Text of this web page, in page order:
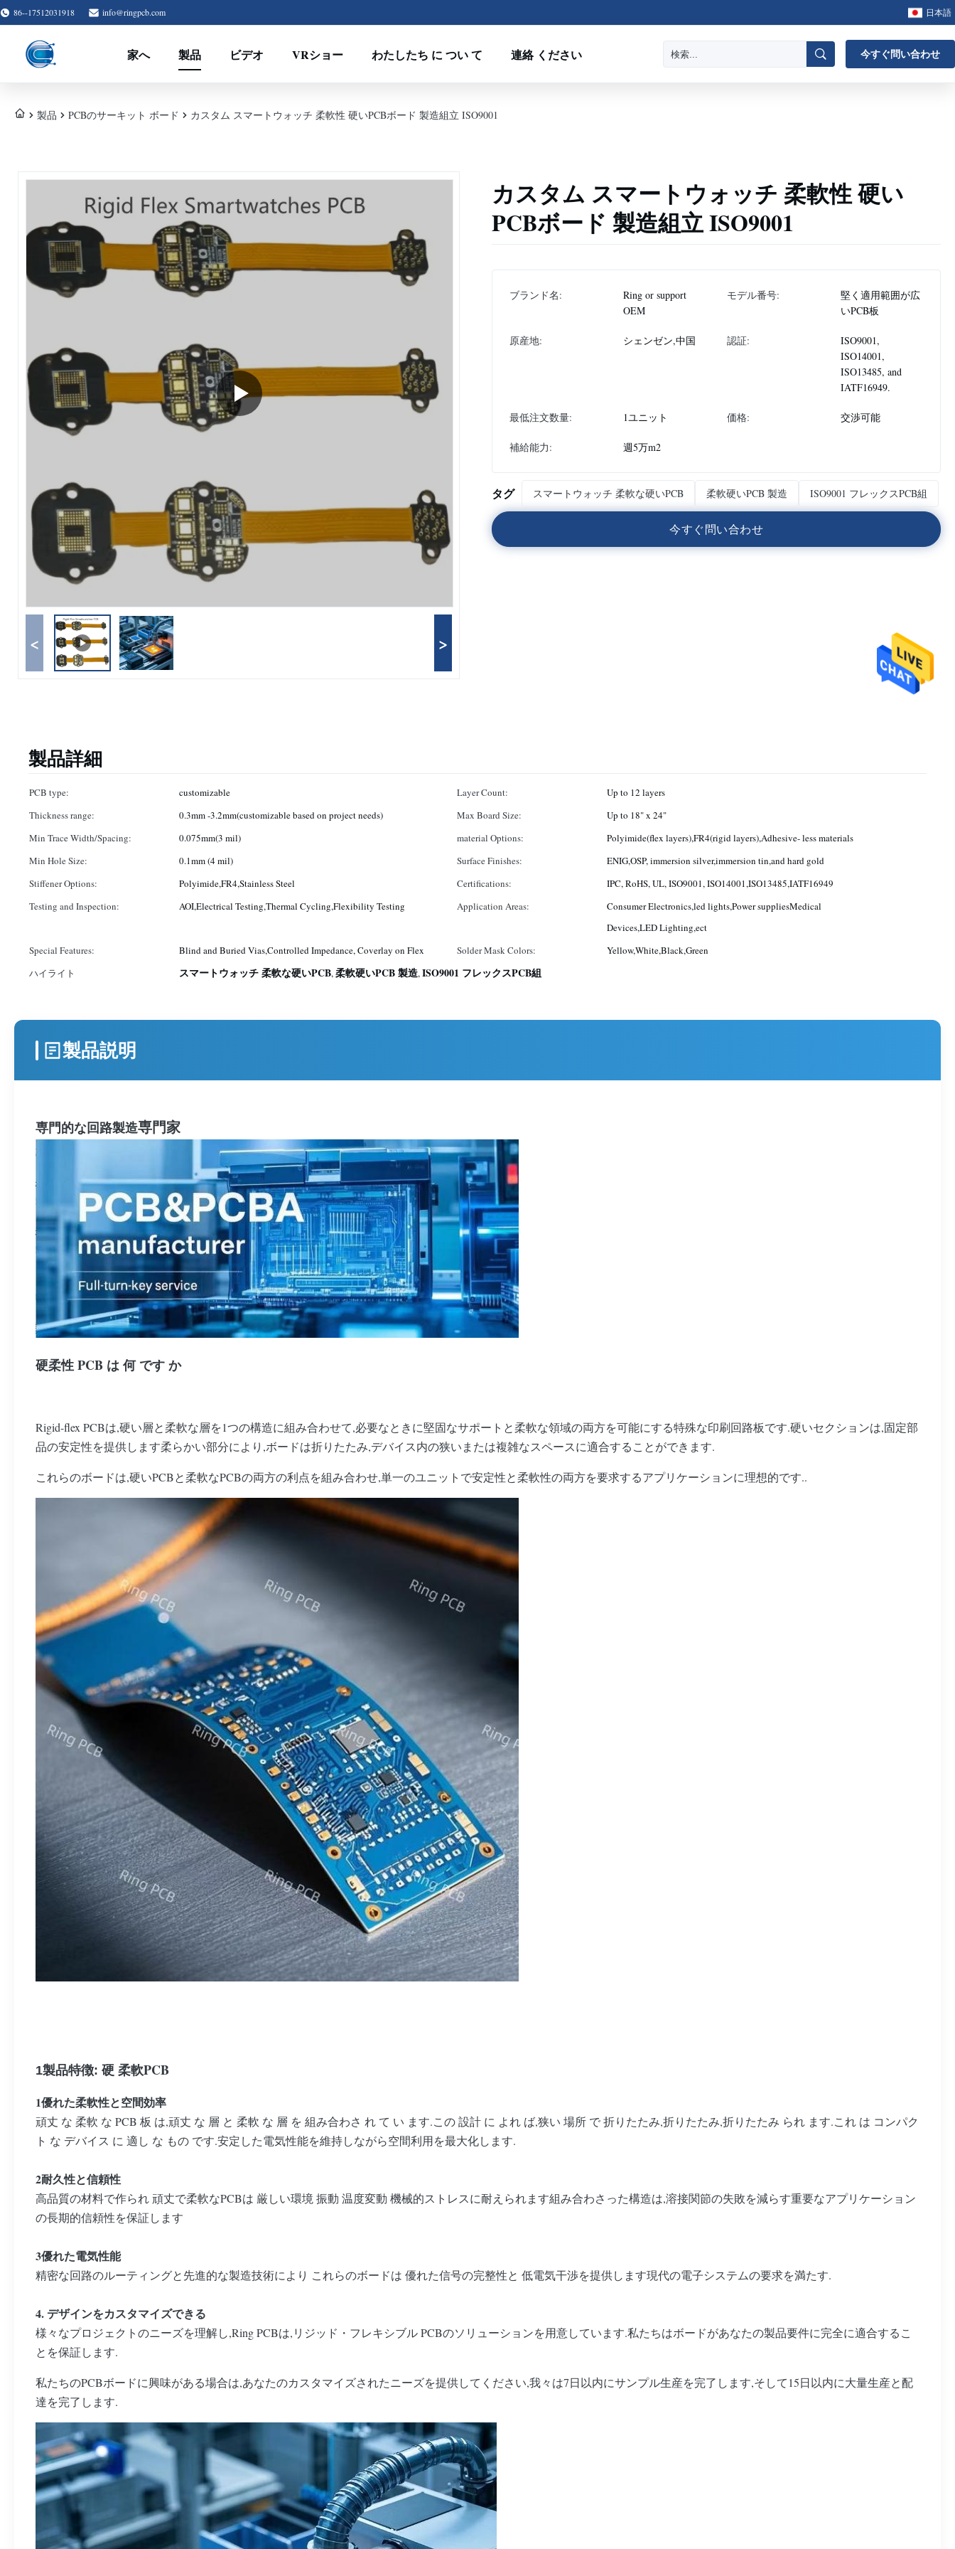
86--17512031918 info@ringpcb.com 日本語
家へ 製品 ビデオ VRショー わたしたち に つい て 連絡 ください 今すぐ問い合わせ
製品 PCBのサーキット ボード カスタム スマートウォッチ 柔軟性 硬いPCBボード 製造組立 ISO9001
< >
カスタム スマートウォッチ 柔軟性 硬い
PCBボード 製造組立 ISO9001
ブランド名:
Ring or support
OEM
モデル番号:
堅く適用範囲が広
いPCB板
原産地: シェンゼン,中国 認証:
ISO9001,
ISO14001,
ISO13485, and
IATF16949.
最低注文数量: 1ユニット 価格: 交渉可能
補給能力: 週5万m2
タグ スマートウォッチ 柔軟な硬いPCB 柔軟硬いPCB 製造 ISO9001 フレックスPCB組
今すぐ問い合わせ
製品詳細
PCB type: customizable Layer Count:
Up to 12 layers
Thickness range:
0.3mm -3.2mm(customizable based on project needs) Max Board Size:
Up to 18" x 24"
Min Trace Width/Spacing:
0.075mm(3 mil) material Options:
Polyimide(flex layers),FR4(rigid layers),Adhesive- less materials
Min Hole Size:
0.1mm (4 mil) Surface Finishes:
ENIG,OSP, immersion silver,immersion tin,and hard gold
Stiffener Options:
Polyimide,FR4,Stainless Steel Certifications:
IPC, RoHS, UL, ISO9001, ISO14001,ISO13485,IATF16949
Testing and Inspection:
AOI,Electrical Testing,Thermal Cycling,Flexibility Testing Application Areas:
Consumer Electronics,led lights,Power suppliesMedical
Devices,LED Lighting,ect
Special Features:
Blind and Buried Vias,Controlled Impedance, Coverlay on Flex Solder Mask Colors:
Yellow,White,Black,Green
ハイライト
スマートウォッチ 柔軟な硬いPCB,柔軟硬いPCB 製造,ISO9001 フレックスPCB組
製品説明
専門的な回路製造専門家
硬柔性 PCB は 何 です か
Rigid-flex PCBは,硬い層と柔軟な層を1つの構造に組み合わせて,必要なときに堅固なサポートと柔軟な領域の両方を可能にする特殊な印刷回路板です.硬いセクションは,固定部
品の安定性を提供します柔らかい部分により,ボードは折りたたみ,デバイス内の狭いまたは複雑なスペースに適合することができます.
これらのボードは,硬いPCBと柔軟なPCBの両方の利点を組み合わせ,単一のユニットで安定性と柔軟性の両方を要求するアプリケーションに理想的です..
1製品特徴: 硬 柔軟PCB
1優れた柔軟性と空間効率
頑丈 な 柔軟 な PCB 板 は,頑丈 な 層 と 柔軟 な 層 を 組み合わさ れ て い ます.この 設計 に よれ ば,狭い 場所 で 折りたたみ,折りたたみ,折りたたみ られ ます.これ は コンパク
ト な デバイス に 適し な もの です.安定した電気性能を維持しながら空間利用を最大化します.
2耐久性と信頼性
高品質の材料で作られ 頑丈で柔軟なPCBは 厳しい環境 振動 温度変動 機械的ストレスに耐えられます組み合わさった構造は,溶接関節の失敗を減らす重要なアプリケーション
の長期的信頼性を保証します
3優れた電気性能
精密な回路のルーティングと先進的な製造技術により これらのボードは 優れた信号の完整性と 低電気干渉を提供します現代の電子システムの要求を満たす.
4. デザインをカスタマイズできる
様々なプロジェクトのニーズを理解し,Ring PCBは,リジッド・フレキシブル PCBのソリューションを用意しています.私たちはボードがあなたの製品要件に完全に適合するこ
とを保証します.
私たちのPCBボードに興味がある場合は,あなたのカスタマイズされたニーズを提供してください,我々は7日以内にサンプル生産を完了します,そして15日以内に大量生産と配
達を完了します.